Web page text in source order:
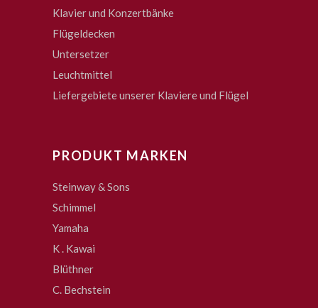
Klavier und Konzertbänke
Flügeldecken
Untersetzer
Leuchtmittel
Liefergebiete unserer Klaviere und Flügel
PRODUKT MARKEN
Steinway & Sons
Schimmel
Yamaha
K . Kawai
Blüthner
C. Bechstein